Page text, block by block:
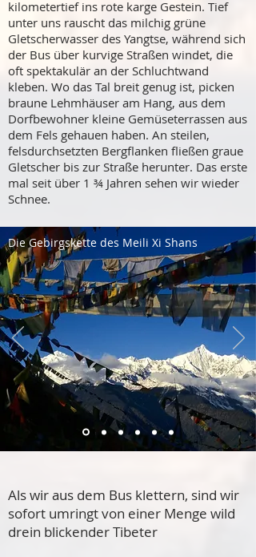
kilometertief ins rote karge Gestein. Tief
unter uns rauscht das milchig grüne
Gletscherwasser des Yangtse, während sich
der Bus über kurvige Straßen windet, die
oft spektakulär an der Schluchtwand
kleben. Wo das Tal breit genug ist, picken
braune Lehmhäuser am Hang, aus dem
Dorfbewohner kleine Gemüseterrassen aus
dem Fels gehauen haben. An steilen,
felsdurchsetzten Bergflanken fließen graue
Gletscher bis zur Straße herunter. Das erste
mal seit über 1 ¾ Jahren sehen wir wieder
Schnee.
Die Gebirgskette des Meili Xi Shans
Als wir aus dem Bus klettern, sind wir
sofort umringt von einer Menge wild
drein blickender Tibeter